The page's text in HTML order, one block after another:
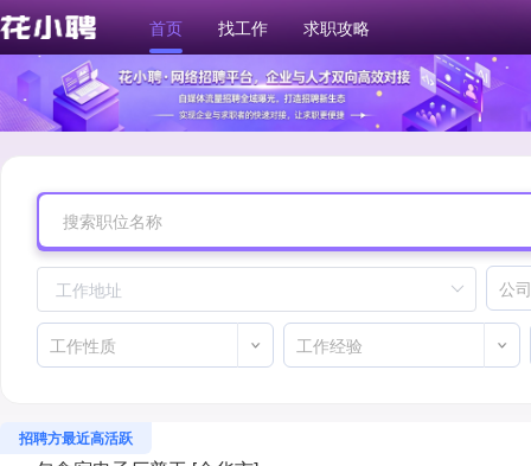
首页 找工作 求职攻略
招聘方最近高活跃